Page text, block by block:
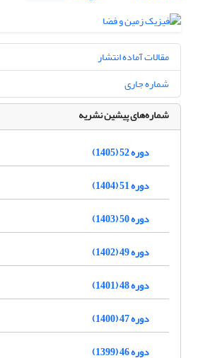
مقالات آماده انتشار
شماره جاری
شماره‌های پیشین نشریه
دوره 52 (1405)
دوره 51 (1404)
دوره 50 (1403)
دوره 49 (1402)
دوره 48 (1401)
دوره 47 (1400)
دوره 46 (1399)